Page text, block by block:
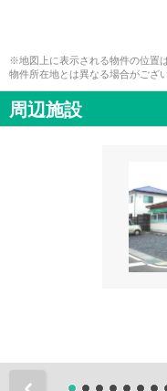
※地図上に表示される物件の位置
物件所在地とは異なる場合がござ
周辺施設